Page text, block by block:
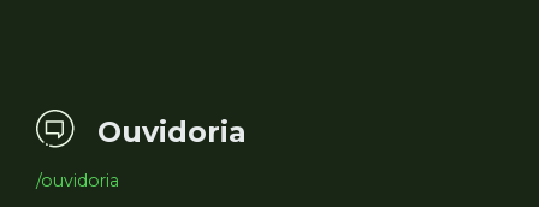
Ouvidoria
/ouvidoria